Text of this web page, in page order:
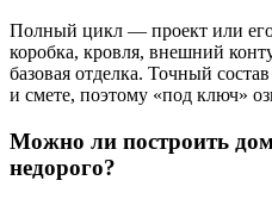
Полный цикл — проект или
коробка, кровля, внешний
базовая отделка. Точный
и смете, поэтому «под ключ»
Можно ли построить
недорого?